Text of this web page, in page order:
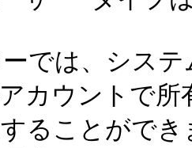
では、システ
カウントで
ることができ